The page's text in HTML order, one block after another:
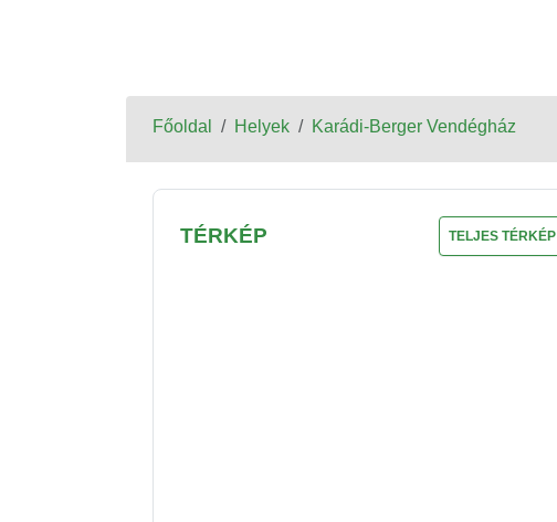
Főoldal Helyek Karádi-Berger Vendégház
TÉRKÉP TELJES TÉRKÉP